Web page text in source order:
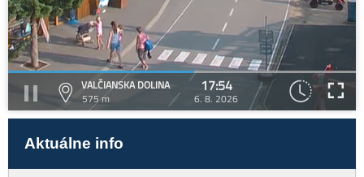
VALČIANSKA DOLINA
575 m
17:54
6. 8. 2026
Aktuálne info